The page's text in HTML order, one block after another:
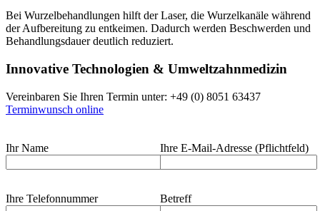
Bei Wurzelbehandlungen hilft der Laser, die Wurzelkanäle während
der Aufbereitung zu entkeimen. Dadurch werden Beschwerden und
Behandlungsdauer deutlich reduziert.
Innovative Technologien & Umweltzahnmedizin
Vereinbaren Sie Ihren Termin unter: +49 (0) 8051 63437
Terminwunsch online
Ihr Name Ihre E-Mail-Adresse (Pflichtfeld)
Ihre Telefonnummer Betreff